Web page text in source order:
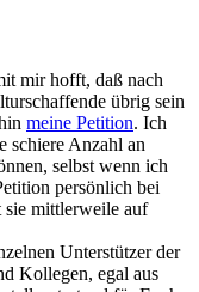
mir hofft, daß nach
übrig sein
meine Petition. Ich
schiere Anzahl an
selbst wenn ich
persönlich bei
sie mittlerweile auf
Unterstützer der
Kollegen, egal aus